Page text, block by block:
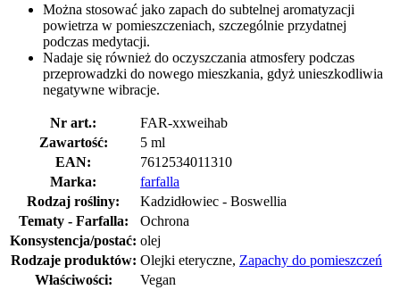
Można stosować jako zapach do subtelnej aromatyzacji
powietrza w pomieszczeniach, szczególnie przydatnej
podczas medytacji.
Nadaje się również do oczyszczania atmosfery podczas
przeprowadzki do nowego mieszkania, gdyż unieszkodliwia
negatywne wibracje.
Nr art.:
FAR-xxweihab
Zawartość:
5 ml
EAN:
7612534011310
Marka:
farfalla
Rodzaj rośliny:
Kadzidłowiec - Boswellia
Tematy - Farfalla:
Ochrona
Konsystencja/postać: olej
Rodzaje produktów: Olejki eteryczne, Zapachy do pomieszczeń
Właściwości:
Vegan